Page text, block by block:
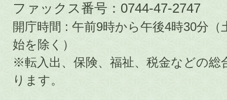
ファックス番号：0744-47-2747
開庁時間 : 午前9時から午後4時30分（
始を除く）
※転入出、保険、福祉、税金などの総
ります。